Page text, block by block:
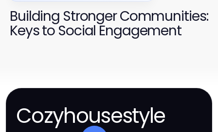
Building Stronger Communities:
Keys to Social Engagement
Cozyhousestyle